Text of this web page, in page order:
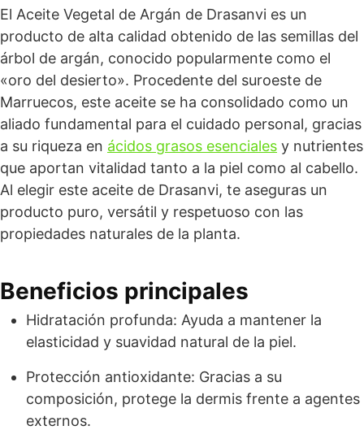
El Aceite Vegetal de Argán de Drasanvi es un
producto de alta calidad obtenido de las semillas del
árbol de argán, conocido popularmente como el
«oro del desierto». Procedente del suroeste de
Marruecos, este aceite se ha consolidado como un
aliado fundamental para el cuidado personal, gracias
a su riqueza en ácidos grasos esenciales y nutrientes
que aportan vitalidad tanto a la piel como al cabello.
Al elegir este aceite de Drasanvi, te aseguras un
producto puro, versátil y respetuoso con las
propiedades naturales de la planta.
Beneficios principales
Hidratación profunda: Ayuda a mantener la
elasticidad y suavidad natural de la piel.
Protección antioxidante: Gracias a su
composición, protege la dermis frente a agentes
externos.